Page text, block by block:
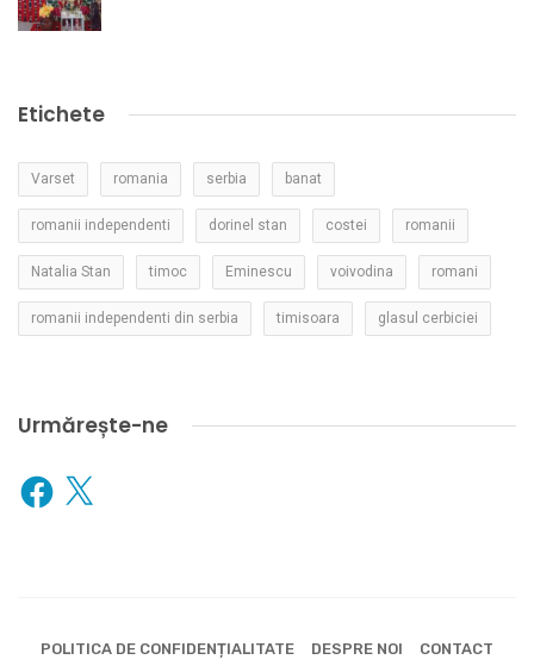
Etichete
Varset romania serbia banat
romanii independenti dorinel stan costei romanii
Natalia Stan timoc Eminescu voivodina romani
romanii independenti din serbia timisoara glasul cerbiciei
Urmărește-ne
Facebook
X
POLITICA DE CONFIDENȚIALITATE DESPRE NOI CONTACT